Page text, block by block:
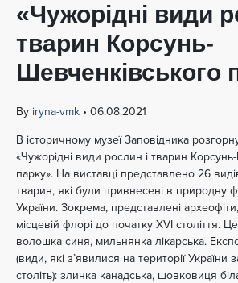
«Чужорідні види
тварин Корсунь-
Шевченківського
By iryna-vmk • 06.08.2021
В історичному музеї Заповідника
«Чужорідні види рослин і тварин
парку». На виставці представлено 26
тварин, які були привнесені в природну
України. Зокрема, представлені
місцевій флорі до початку ХVІ століття.
волошка синя, мильнянка лікарська.
(види, які з’явилися на території України
століть): злинка канадська, шовковиця